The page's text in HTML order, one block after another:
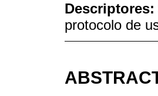
Descriptores:
protocolo de